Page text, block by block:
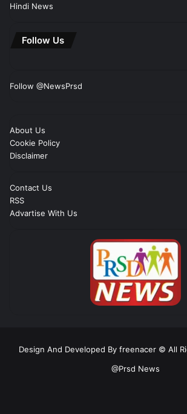
Hindi News
Follow Us
Follow @NewsPrsd
About Us
Cookie Policy
Disclaimer
Contact Us
RSS
Advartise With Us
Design And Developed By freenacer © All
@Prsd News